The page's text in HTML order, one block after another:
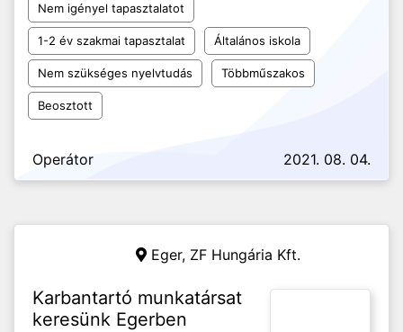
Nem igényel tapasztalatot
1-2 év szakmai tapasztalat Általános iskola
Nem szükséges nyelvtudás Többműszakos
Beosztott
Operátor 2021. 08. 04.
Eger, ZF Hungária Kft.
Karbantartó munkatársat
keresünk Egerben